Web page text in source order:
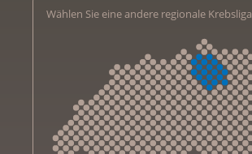
Wählen Sie eine andere regionale Krebsliga